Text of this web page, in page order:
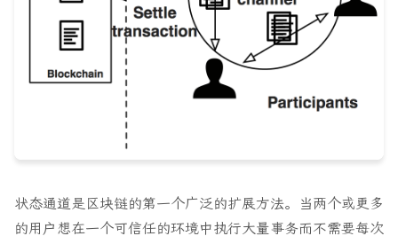
状态通道是区块链的第一个广泛的扩展方法。当两个或更多
的用户想在一个可信任的环境中执行大量事务而不需要每次